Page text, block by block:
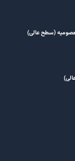
(سطح عالی)